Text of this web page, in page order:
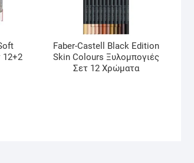
12+2
Faber-Castell Black Edition
Skin Colours Ξυλομπογιές
Σετ 12 Χρώματα